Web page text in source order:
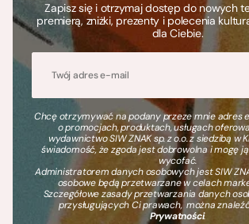
Zapisz się i otrzymaj dostęp do nowych
premierą, zniżki, prezenty i polecenia
dla Ciebie.
Chcę otrzymywać na podany przeze mnie adres
o promocjach, produktach, usługach
wydawnictwo SIW ZNAK sp. z o.o. z siedzibą w
świadomość, że zgoda jest dobrowolna i mogę
wycofać.
Administratorem danych osobowych jest SIW
osobowe będą przetwarzane w celach
Szczegółowe zasady przetwarzania danych
przysługujących Ci prawach, można
Prywatności.